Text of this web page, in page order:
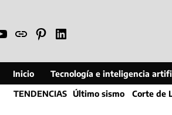
WebPinterestLinkedin
Inicio Tecnología e inteligencia
TENDENCIAS Último sismo Corte de